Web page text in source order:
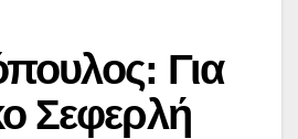
Για
Σεφερλή